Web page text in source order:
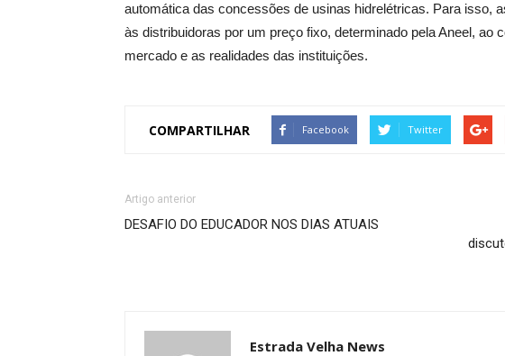
automática das concessões de usinas hidrelétricas. Para isso,
às distribuidoras por um preço fixo, determinado pela Aneel, ao
mercado e as realidades das instituições.
COMPARTILHAR Facebook Twitter
Artigo anterior
DESAFIO DO EDUCADOR NOS DIAS ATUAIS
Estrada Velha News